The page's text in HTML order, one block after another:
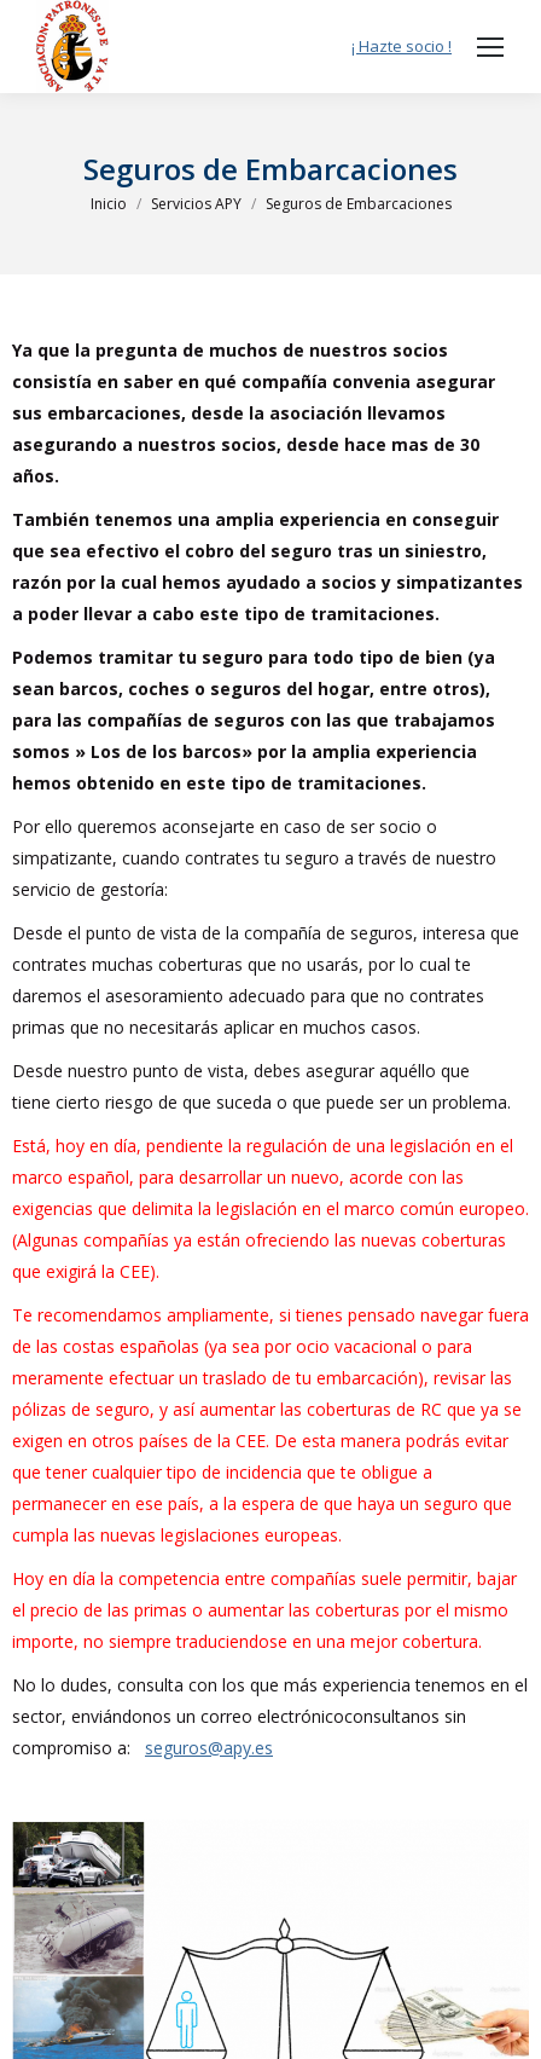
¡ Hazte socio !
Seguros de Embarcaciones
Estás aquí:
Inicio Servicios APY Seguros de Embarcaciones
Ya que la pregunta de muchos de nuestros socios
consistía en saber en qué compañía convenia asegurar
sus embarcaciones, desde la asociación llevamos
asegurando a nuestros socios, desde hace mas de 30
años.
También tenemos una amplia experiencia en conseguir
que sea efectivo el cobro del seguro tras un siniestro,
razón por la cual hemos ayudado a socios y simpatizantes
a poder llevar a cabo este tipo de tramitaciones.
Podemos tramitar tu seguro para todo tipo de bien (ya
sean barcos, coches o seguros del hogar, entre otros),
para las compañías de seguros con las que trabajamos
somos » Los de los barcos» por la amplia experiencia
hemos obtenido en este tipo de tramitaciones.
Por ello queremos aconsejarte en caso de ser socio o
simpatizante, cuando contrates tu seguro a través de nuestro
servicio de gestoría:
Desde el punto de vista de la compañía de seguros, interesa que
contrates muchas coberturas que no usarás, por lo cual te
daremos el asesoramiento adecuado para que no contrates
primas que no necesitarás aplicar en muchos casos.
Desde nuestro punto de vista, debes asegurar aquéllo que
tiene cierto riesgo de que suceda o que puede ser un problema.
Está, hoy en día, pendiente la regulación de una legislación en el
marco español, para desarrollar un nuevo, acorde con las
exigencias que delimita la legislación en el marco común europeo.
(Algunas compañías ya están ofreciendo las nuevas coberturas
que exigirá la CEE).
Te recomendamos ampliamente, si tienes pensado navegar fuera
de las costas españolas (ya sea por ocio vacacional o para
meramente efectuar un traslado de tu embarcación), revisar las
pólizas de seguro, y así aumentar las coberturas de RC que ya se
exigen en otros países de la CEE. De esta manera podrás evitar
que tener cualquier tipo de incidencia que te obligue a
permanecer en ese país, a la espera de que haya un seguro que
cumpla las nuevas legislaciones europeas.
Hoy en día la competencia entre compañías suele permitir, bajar
el precio de las primas o aumentar las coberturas por el mismo
importe, no siempre traduciendose en una mejor cobertura.
No lo dudes, consulta con los que más experiencia tenemos en el
sector, enviándonos un correo electrónicoconsultanos sin
compromiso a: seguros@apy.es